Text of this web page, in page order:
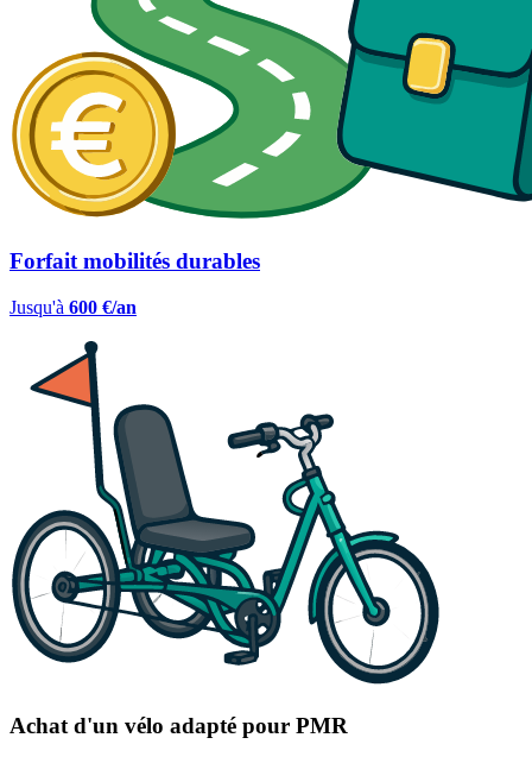
Forfait mobilités durables
Jusqu'à 600 €/an
Achat d'un vélo adapté pour PMR